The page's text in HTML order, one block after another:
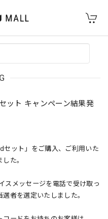
ット キャンペーン結果発
セット」をご購入、ご利用いた
た。
スメッセージを電話で受け取っ
者を選定いたしました。